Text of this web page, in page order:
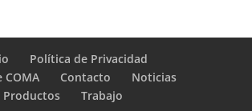
Política de Privacidad
COMA
Contacto
Noticias
Productos
Trabajo